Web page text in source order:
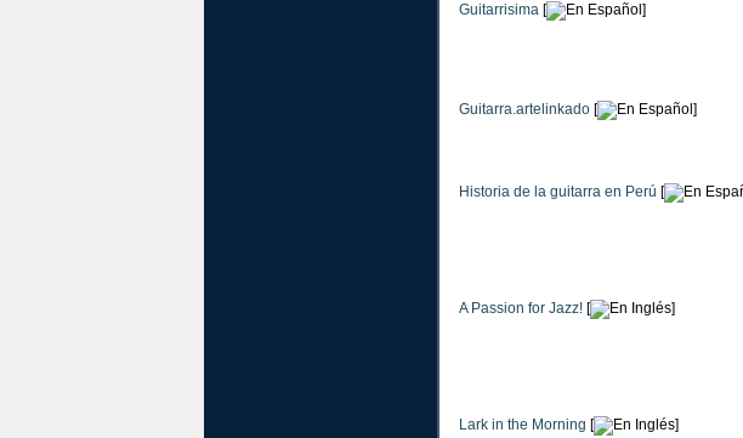
Guitarrisima [ ]
Guitarra.artelinkado [ ]
Historia de la guitarra en Perú [
A Passion for Jazz! [ ]
Lark in the Morning [ ]